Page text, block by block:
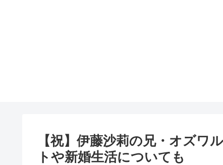
【祝】伊藤沙莉の兄・オズワ
トや新婚生活についても